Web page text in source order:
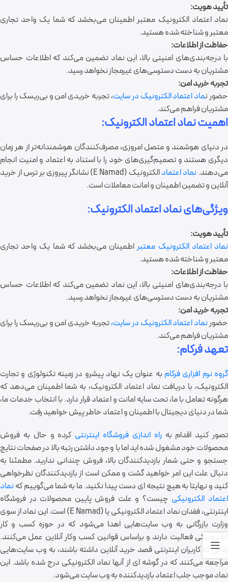
تأیید هویت:
نماد اعتماد الکترونیک معتبر اطمینان می‌بخشد که شما یک واحد تجاری
معتبر و شناخته شده هستید.
حفاظت از اطلاعات:
با درجه‌بندی‌های امنیتی بالا، این نماد تضمین می‌کند که اطلاعات حساس
مشتریان به دست دسترسی‌های غیرمجاز نخواهد رسید.
تجربه خرید امن:
حضور نماد اعتماد الکترونیک در سایت، تجربه خریدی امن و بی‌ریسک را برای
مشتریان فراهم می‌کند.
اهمیت نماد اعتماد الکترونیک:
در دنیای هوشمند و متصل امروزی، مصرف‌کنندگان هوشمندانه‌تر از هر زمان
دیگری هستند و تصمیم‌گیری‌های خود را با استناد به اعتماد و امنیت انجام
می‌دهند. نماد اعتماد
الکترونیک (E Namad) نشانگر پیروزی بر ترس از خرید
آنلاین و تضمین اطمینان و امانت معاملات است.
ویژگی‌های نماد اعتماد الکترونیک:
تأیید هویت:
نماد اعتماد الکترونیک معتبر اطمینان می‌بخشد که شما یک واحد تجاری
معتبر و شناخته شده هستید.
حفاظت از اطلاعات:
با درجه‌بندی‌های امنیتی بالا، این نماد تضمین می‌کند که اطلاعات حساس
مشتریان به دست دسترسی‌های غیرمجاز نخواهد رسید.
تجربه خرید امن:
حضور نماد اعتماد الکترونیک در سایت،تجربه خریدی امن و بی‌ریسک را برای
مشتریان فراهم می‌کند.
تعهد فرکام:
گروه نرم افزاری فرکام به عنوان یک نهاد پیشرو در زمینه تکنولوژی و تجارت
الکترونیک، با دریافت نماد اعتماد الکترونیک، به شما اطمینان می‌دهد که
هرگونه تعامل با ما، تحت سایه امانت و اعتماد قرار دارد. با انتخاب خدمات ما،
شما در دنیای دیجیتال با اطمینان و اعتماد خاطر پیش خواهید رفت.
تصور کنید اقدام به راه اندازی فروشگاه اینترنتی کرده و حال به فروش
محصولات خود مشغول شده اید اما با وجود داشتن رتبه بالا در صفحات نتایج
جستجو و حتی شمار بازدیدکنندگان بالا، فروش چندانی ندارید. مطمئنا به
دنبال علت این امر خواهید گشت و ممکن است از بازدیدکنندگان نظرخواهی
کنید و نهایتا به هیچ نتیجه ای دست پیدا نکنید.ما به شما میگوییم که نماد
اعتماد الکترونيکی چيست؟ و علت فروش پایین محصولات در فروشگاه
اینترنتی، فقدان نماد اعتماد الکترونیکی یا (E Namad) است. این نماد از سوی
وزارت بازرگانی به وب سایتهایی اهدا میشود که در حوزه کسب و کار
الکترونیکی فعالیت دارند و براساس قوانین کسب وکار آنلاین عمل میکنند.
زمانی که کاربران اینترنتی قصد خرید آنلاین داشته باشند، به وب سایتهایی
مراجعه میکنند که در گوشه ای از آنها نماد الکترونیکی درج شده باشد. این
نماد موجب جلب اعتماد بازدیدکننده به وب سایت میشود.